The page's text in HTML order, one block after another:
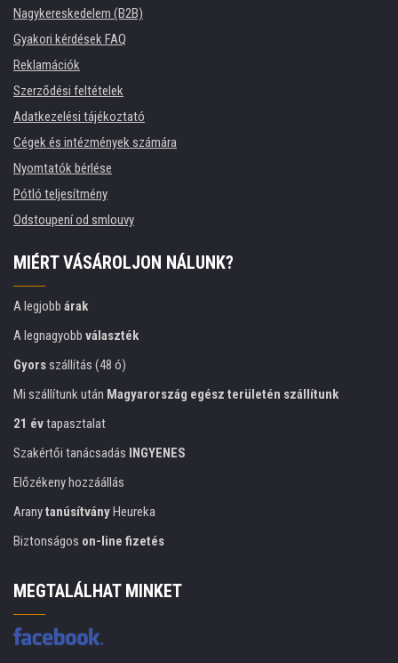
Nagykereskedelem (B2B)
Gyakori kérdések FAQ
Reklamációk
Szerződési feltételek
Adatkezelési tájékoztató
Cégek és intézmények számára
Nyomtatók bérlése
Pótló teljesítmény
Odstoupení od smlouvy
MIÉRT VÁSÁROLJON NÁLUNK?
A legjobb árak
A legnagyobb választék
Gyorsszállítás (48 ó)
Mi szállítunk után Magyarország egész területén szállítunk
21 évtapasztalat
Szakértői tanácsadás INGYENES
Előzékeny hozzáállás
AranytanúsítványHeureka
Biztonságos on-line fizetés
MEGTALÁLHAT MINKET